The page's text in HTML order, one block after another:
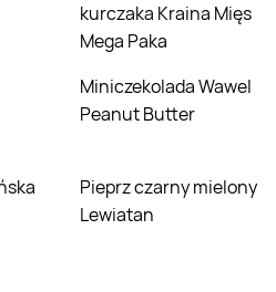
kurczaka Kraina Mięs
Mega Paka
Miniczekolada Wawel
Peanut Butter
Pieprz czarny mielony
Lewiatan